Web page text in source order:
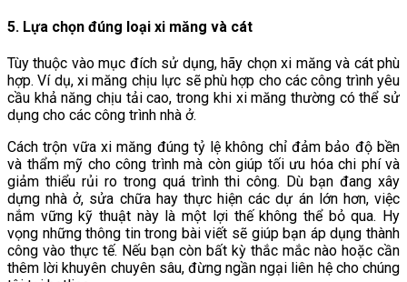
5. Lựa chọn đúng loại xi măng và cát
Tùy thuộc vào mục đích sử dụng, hãy chọn xi măng và cát phù
hợp. Ví dụ, xi măng chịu lực sẽ phù hợp cho các công trình yêu
cầu khả năng chịu tải cao, trong khi xi măng thường có thể sử
dụng cho các công trình nhà ở.
Cách trộn vữa xi măng đúng tỷ lệ không chỉ đảm bảo độ bền
và thẩm mỹ cho công trình mà còn giúp tối ưu hóa chi phí và
giảm thiểu rủi ro trong quá trình thi công. Dù bạn đang xây
dựng nhà ở, sửa chữa hay thực hiện các dự án lớn hơn, việc
nắm vững kỹ thuật này là một lợi thế không thể bỏ qua. Hy
vọng những thông tin trong bài viết sẽ giúp bạn áp dụng thành
công vào thực tế. Nếu bạn còn bất kỳ thắc mắc nào hoặc cần
thêm lời khuyên chuyên sâu, đừng ngần ngại liên hệ cho chúng